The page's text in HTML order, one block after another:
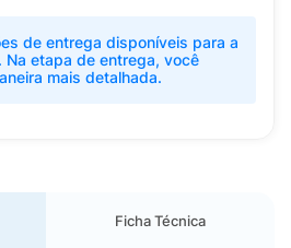
de entrega disponíveis para a
Na etapa de entrega, você
mais detalhada.
Ficha Técnica